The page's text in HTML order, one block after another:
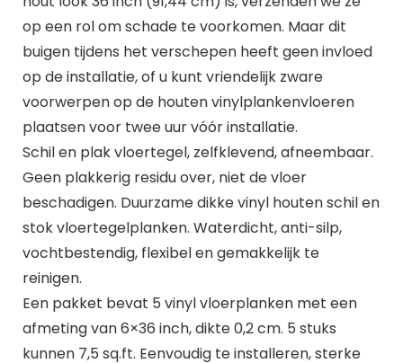
op een rol om schade te voorkomen. Maar dit
buigen tijdens het verschepen heeft geen invloed
op de installatie, of u kunt vriendelijk zware
voorwerpen op de houten vinylplankenvloeren
plaatsen voor twee uur vóór installatie.
Schil en plak vloertegel, zelfklevend, afneembaar.
Geen plakkerig residu over, niet de vloer
beschadigen. Duurzame dikke vinyl houten schil en
stok vloertegelplanken. Waterdicht, anti-silp,
vochtbestendig, flexibel en gemakkelijk te
reinigen.
Een pakket bevat 5 vinyl vloerplanken met een
afmeting van 6×36 inch, dikte 0,2 cm. 5 stuks
kunnen 7,5 sq.ft. Eenvoudig te installeren, sterke